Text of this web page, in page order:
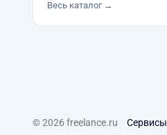
Весь каталог →
© 2026 freelance.ru Сервисы